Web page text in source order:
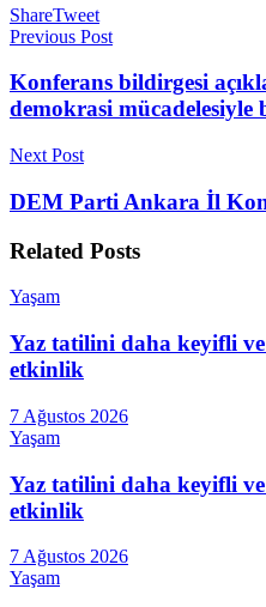
ShareTweet
Previous Post
Konferans bildirgesi
demokrasi
Next Post
DEM Parti Ankara İl
Related Posts
Yaşam
Yaz tatilini daha keyifli
etkinlik
7 Ağustos 2026
Yaşam
Yaz tatilini daha keyifli
etkinlik
7 Ağustos 2026
Yaşam